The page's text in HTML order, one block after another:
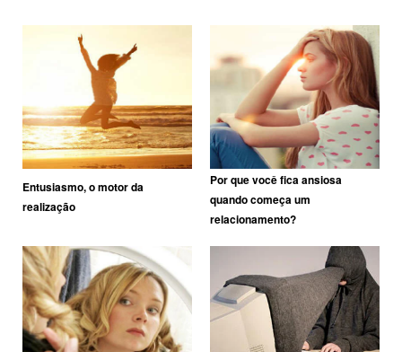
Entusiasmo, o motor da
realização
Por que você fica ansiosa
quando começa um
relacionamento?